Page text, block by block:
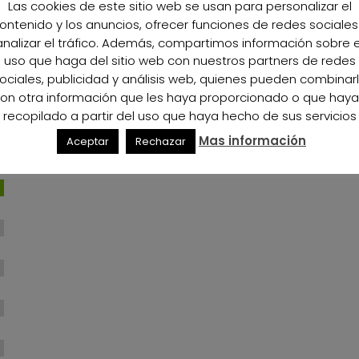
Las cookies de este sitio web se usan para personalizar el
y los anuncios, ofrecer funciones de redes
el tráfico. Además, compartimos información sobre
uso que haga del sitio web con nuestros partners de redes
publicidad y análisis web, quienes pueden
otra información que les haya proporcionado o que
recopilado a partir del uso que haya hecho de sus servicios
Aceptar Rechazar Mas información